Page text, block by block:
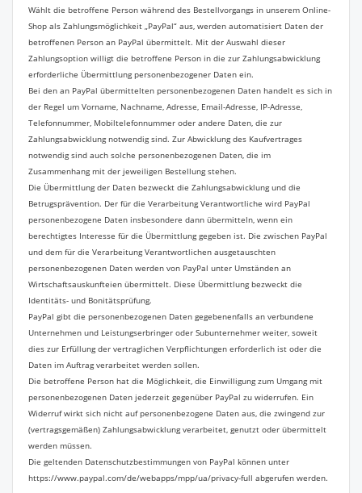
Wählt die betroffene Person während des Bestellvorgangs in unserem Online-
Shop als Zahlungsmöglichkeit „PayPal“ aus, werden automatisiert Daten der
betroffenen Person an PayPal übermittelt. Mit der Auswahl dieser
Zahlungsoption willigt die betroffene Person in die zur Zahlungsabwicklung
erforderliche Übermittlung personenbezogener Daten ein.
Bei den an PayPal übermittelten personenbezogenen Daten handelt es sich in
der Regel um Vorname, Nachname, Adresse, Email-Adresse, IP-Adresse,
Telefonnummer, Mobiltelefonnummer oder andere Daten, die zur
Zahlungsabwicklung notwendig sind. Zur Abwicklung des Kaufvertrages
notwendig sind auch solche personenbezogenen Daten, die im
Zusammenhang mit der jeweiligen Bestellung stehen.
Die Übermittlung der Daten bezweckt die Zahlungsabwicklung und die
Betrugsprävention. Der für die Verarbeitung Verantwortliche wird PayPal
personenbezogene Daten insbesondere dann übermitteln, wenn ein
berechtigtes Interesse für die Übermittlung gegeben ist. Die zwischen PayPal
und dem für die Verarbeitung Verantwortlichen ausgetauschten
personenbezogenen Daten werden von PayPal unter Umständen an
Wirtschaftsauskunfteien übermittelt. Diese Übermittlung bezweckt die
Identitäts- und Bonitätsprüfung.
PayPal gibt die personenbezogenen Daten gegebenenfalls an verbundene
Unternehmen und Leistungserbringer oder Subunternehmer weiter, soweit
dies zur Erfüllung der vertraglichen Verpflichtungen erforderlich ist oder die
Daten im Auftrag verarbeitet werden sollen.
Die betroffene Person hat die Möglichkeit, die Einwilligung zum Umgang mit
personenbezogenen Daten jederzeit gegenüber PayPal zu widerrufen. Ein
Widerruf wirkt sich nicht auf personenbezogene Daten aus, die zwingend zur
(vertragsgemäßen) Zahlungsabwicklung verarbeitet, genutzt oder übermittelt
werden müssen.
Die geltenden Datenschutzbestimmungen von PayPal können unter
https://www.paypal.com/de/webapps/mpp/ua/privacy-full abgerufen werden.